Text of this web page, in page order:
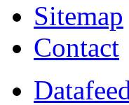
Sitemap
Contact